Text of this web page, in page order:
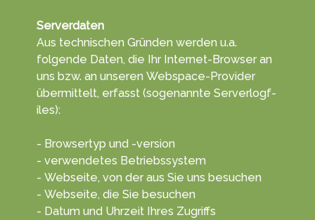
Serverdaten
Aus tech­nischen Gründ­en werden u.a.
folgende Da­ten, die Ihr Inter­net-Browser an
uns bzw. an unseren Web­space-Provider
übe­rmittelt, erf­asst (soge­nannte Serve­rlogf­
iles):
- Browsertyp und -version
- verwendetes Betriebssystem
- Webseite, von der aus Sie uns besuchen
- Webseite, die Sie besuchen
- Datum und Uhrzeit Ihres Zugriffs